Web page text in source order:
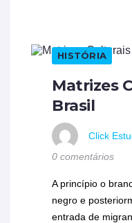
HISTÓRIA
Matrizes
Brasil
Click
0 comentários
A princípio o
negro e
entrada de